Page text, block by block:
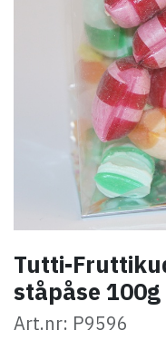
Tutti-
ståpåse 100g
Art.nr: P9596